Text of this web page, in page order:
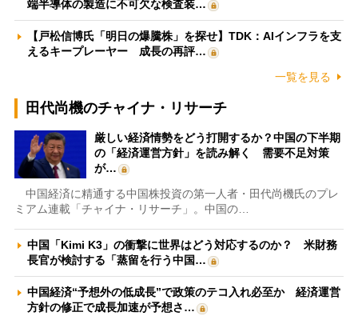
端半導体の製造に不可欠な検査装…
【戸松信博氏「明日の爆騰株」を探せ】TDK：AIインフラを支
えるキープレーヤー 成長の再評…
一覧を見る
田代尚機のチャイナ・リサーチ
厳しい経済情勢をどう打開するか？中国の下半期
の「経済運営方針」を読み解く 需要不足対策
が…
中国経済に精通する中国株投資の第一人者・田代尚機氏のプレ
ミアム連載「チャイナ・リサーチ」。中国の…
中国「Kimi K3」の衝撃に世界はどう対応するのか？ 米財務
長官が検討する「蒸留を行う中国…
中国経済“予想外の低成長”で政策のテコ入れ必至か 経済運営
方針の修正で成長加速が予想さ…